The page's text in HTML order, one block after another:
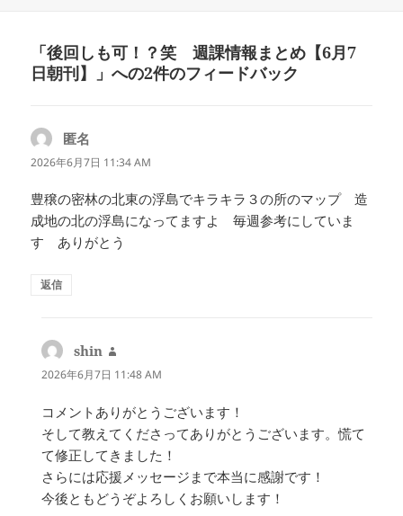
ー
「後回しも可！？笑 週課情報まとめ【6月7
日朝刊】」への2件のフィードバック
匿名
り:
2026年6月7日 11:34 AM
豊穣の密林の北東の浮島でキラキラ３の所のマップ 造
成地の北の浮島になってますよ 毎週参考にしていま
す ありがとう
返信
shin
り:
2026年6月7日 11:48 AM
コメントありがとうございます！
そして教えてくださってありがとうございます。慌て
て修正してきました！
さらには応援メッセージまで本当に感謝です！
今後ともどうぞよろしくお願いします！